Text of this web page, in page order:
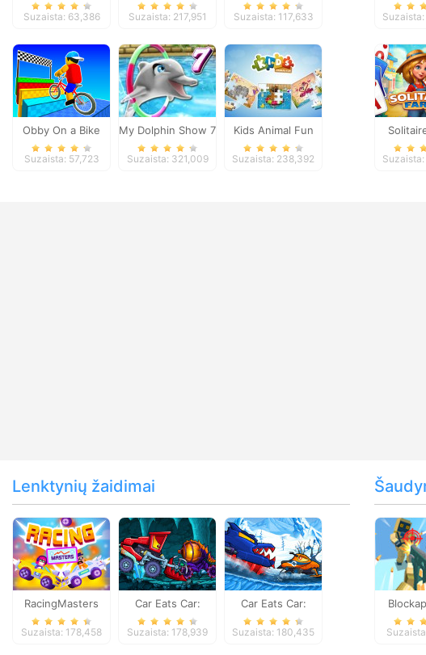
Suzaista: 63,386 Suzaista: 217,951 Suzaista: 117,633
Obby On a Bike
Suzaista: 57,723
My Dolphin Show 7
Suzaista: 321,009
Kids Animal Fun
Suzaista: 238,392
Solitaire
Lenktynių žaidimai
RacingMasters
Suzaista: 178,458
Car Eats Car:
Dungeon
Suzaista: 178,939
Car Eats Car:
Winter Adventure
Suzaista: 180,435
Zombie